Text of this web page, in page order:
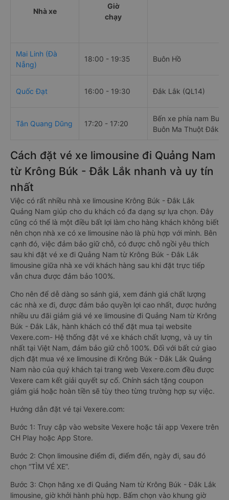
Nhà xe
Giờ
chạy
Mai Linh (Đà
Nẵng)
18:00 - 19:35 Buôn Hồ
Quốc Đạt 16:00 - 19:30 Đắk Lắk (QL14)
Tân Quang Dũng 17:20 - 17:20
Bến xe phía nam
Buôn Ma Thuột Đắk
Cách đặt vé xe limousine đi Quảng Nam
từ Krông Búk - Đắk Lắk nhanh và uy tín
nhất
Việc có rất nhiều nhà xe limousine Krông Búk - Đắk Lắk
Quảng Nam giúp cho du khách có đa dạng sự lựa chọn. Đây
cũng có thể là một điều bất lợi làm cho hàng khách không biết
nên chọn nhà xe có xe limousine nào là phù hợp với mình. Bên
cạnh đó, việc đảm bảo giữ chỗ, có được chỗ ngồi yêu thích
sau khi đặt vé xe đi Quảng Nam từ Krông Búk - Đắk Lắk
limousine giữa nhà xe với khách hàng sau khi đặt trực tiếp
vẫn chưa được đảm bảo 100%.
Cho nên để dễ dàng so sánh giá, xem đánh giá chất lượng
các nhà xe đi, được đảm bảo quyền lợi cao nhất, được hưởng
nhiều ưu đãi giảm giá vé xe limousine đi Quảng Nam từ Krông
Búk - Đắk Lắk, hành khách có thể đặt mua tại website
Vexere.com- Hệ thống đặt vé xe khách chất lượng, và uy tín
nhất tại Việt Nam, đảm bảo giữ chỗ 100%. Đối với bất cứ giao
dịch đặt mua vé xe limousine đi Krông Búk - Đắk Lắk Quảng
Nam nào của quý khách tại trang web Vexere.com đều được
Vexere cam kết giải quyết sự cố. Chính sách tặng coupon
giảm giá hoặc hoàn tiền sẽ tùy theo từng trường hợp sự việc.
Hướng dẫn đặt vé tại Vexere.com:
Bước 1: Truy cập vào website Vexere hoặc tải app Vexere trên
CH Play hoặc App Store.
Bước 2: Chọn limousine điểm đi, điểm đến, ngày đi, sau đó
chọn “TÌM VÉ XE”.
Bước 3: Chọn hãng xe đi Quảng Nam từ Krông Búk - Đắk Lắk
limousine, giờ khởi hành phù hợp. Bấm chọn vào khung giờ